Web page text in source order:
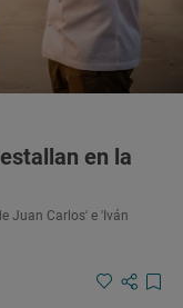
en la
Juan Carlos' e 'Iván